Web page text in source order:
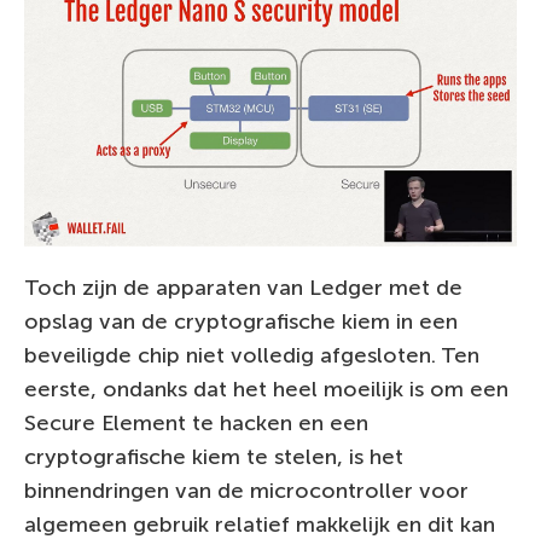
Toch zijn de apparaten van Ledger met de
opslag van de cryptografische kiem in een
beveiligde chip niet volledig afgesloten. Ten
eerste, ondanks dat het heel moeilijk is om een
Secure Element te hacken en een
cryptografische kiem te stelen, is het
binnendringen van de microcontroller voor
algemeen gebruik relatief makkelijk en dit kan